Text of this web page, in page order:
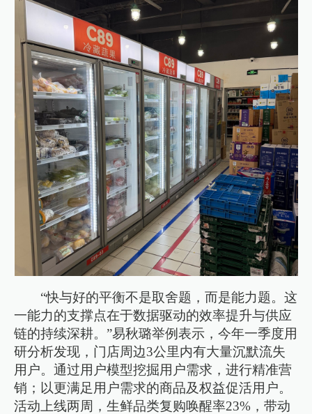
“快与好的平衡不是取舍题，而是能力题。这
一能力的支撑点在于数据驱动的效率提升与供应
链的持续深耕。”易秋璐举例表示，今年一季度用
研分析发现，门店周边3公里内有大量沉默流失
用户。通过用户模型挖掘用户需求，进行精准营
销；以更满足用户需求的商品及权益促活用户。
活动上线两周，生鲜品类复购唤醒率23%，带动